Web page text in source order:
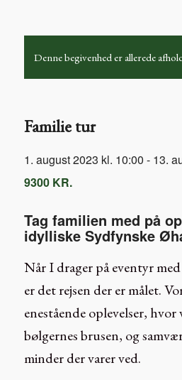
Denne begivenhed er allerede
Familie tur
1. august 2023 kl. 10:00 - 13.
9300 KR.
Tag familien med på
idylliske Sydfynske
Når I drager på eventyr
er det rejsen der er målet.
enestående oplevelser, hvor
bølgernes brusen, og
minder der varer ved.